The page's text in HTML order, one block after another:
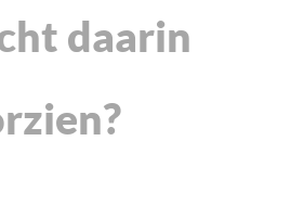
daarin